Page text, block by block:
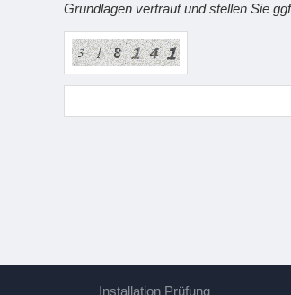
Grundlagen vertraut und stellen Sie
Installation Prüfung